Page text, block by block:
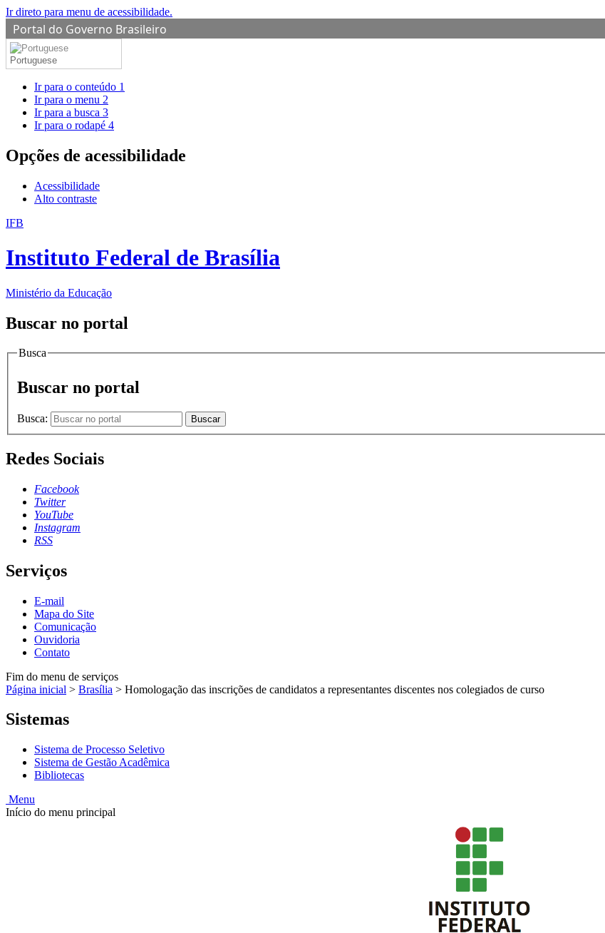
Ir direto para menu de acessibilidade.
Portal do Governo Brasileiro
Portuguese
Ir para o conteúdo 1
Ir para o menu 2
Ir para a busca 3
Ir para o rodapé 4
Opções de acessibilidade
Acessibilidade
Alto contraste
IFB
Instituto Federal de Brasília
Ministério da Educação
Buscar no portal
Busca
Buscar no portal
Busca: Buscar
Redes Sociais
Facebook
Twitter
YouTube
Instagram
RSS
Serviços
E-mail
Mapa do Site
Comunicação
Ouvidoria
Contato
Fim do menu de serviços
Página inicial > Brasília > Homologação das inscrições de candidatos a representantes discentes nos colegiados de curso
Sistemas
Sistema de Processo Seletivo
Sistema de Gestão Acadêmica
Bibliotecas
Menu
Início do menu principal